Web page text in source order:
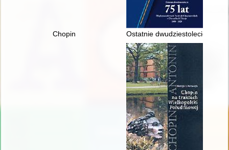
Chopin Ostatnie dwudziestolecie : 75